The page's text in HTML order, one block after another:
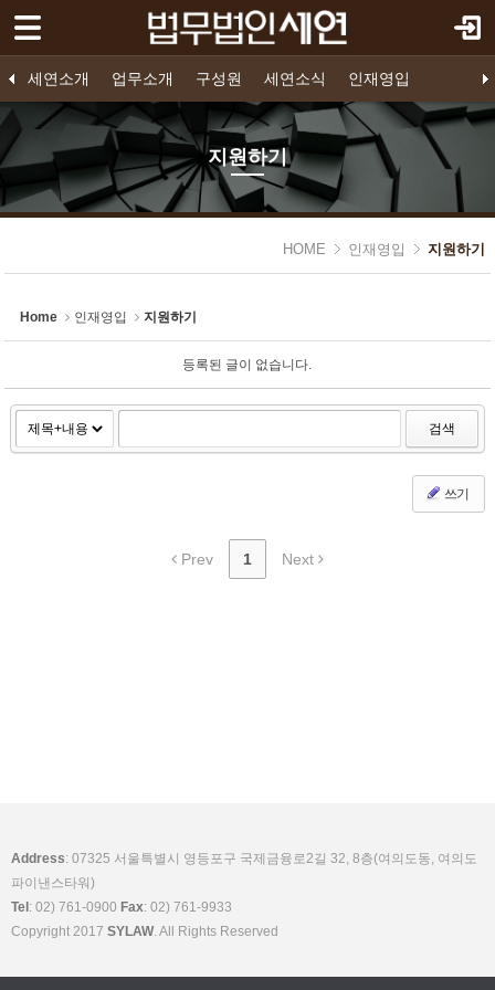
세연소개 업무소개 구성원 세연소식 인재영입
법인소개 오시는 길
프로젝트 파이낸스 구조화금융 기업법무 소송/중재
구성원 소개
공지사항
인재영입 영입공고 지원하기
지원하기
HOME 인재영입 지원하기
Home 인재영입 지원하기
등록된 글이 없습니다.
검색
쓰기
Prev 1 Next
Address: 07325 서울특별시 영등포구 국제금융로2길 32, 8층(여의도동, 여의도
파이낸스타워)
Tel : 02) 761-0900 Fax: 02) 761-9933
Copyright 2017 SYLAW. All Rights Reserved
로그인 회원가입
세연소개
업무소개
구성원
세연소식
- 인재영입
- 지원하기
Sketchbook5, 스케치북5
Sketchbook5, 스케치북5